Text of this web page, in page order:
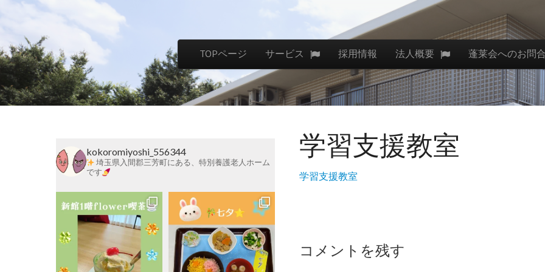
社
会
福
祉
法
Main menu
TOPページ サービス 採用情報 法人概要 蓬莱会へのお問
学習支援教室
学習支援教室
コメントを残す
kokoromiyoshi_556344
埼玉県入間郡三芳町にある、特別養護老人ホーム
です